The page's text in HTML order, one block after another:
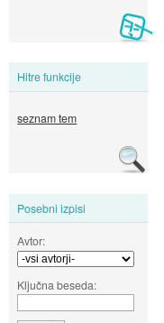
Hitre funkcije
seznam tem
Posebni izpisi
Avtor:
Ključna beseda: